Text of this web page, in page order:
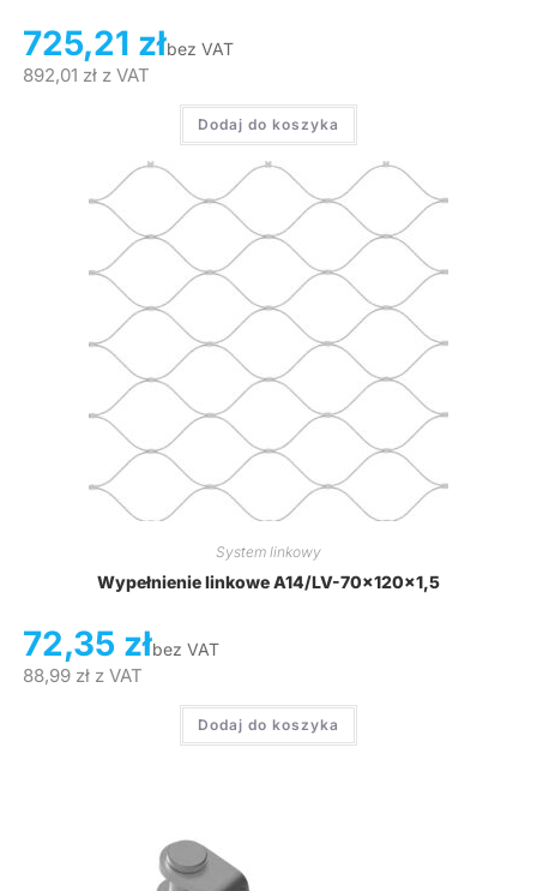
725,21 złbez VAT
892,01 złz VAT
Dodaj do koszyka
System linkowy
Wypełnienie linkowe A14/LV-70x120x1,5
72,35 złbez VAT
88,99 złz VAT
Dodaj do koszyka